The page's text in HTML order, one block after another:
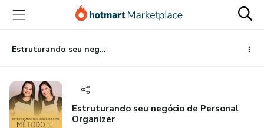
para
conteúdo
principal
para
pagamento
para
rodapé
Estruturando seu negócio de Personal Organizer
Estruturando seu negócio de Personal
Organizer